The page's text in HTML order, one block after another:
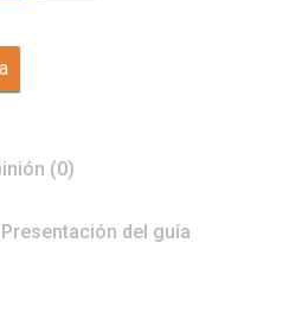
(0)
Presentación del guía